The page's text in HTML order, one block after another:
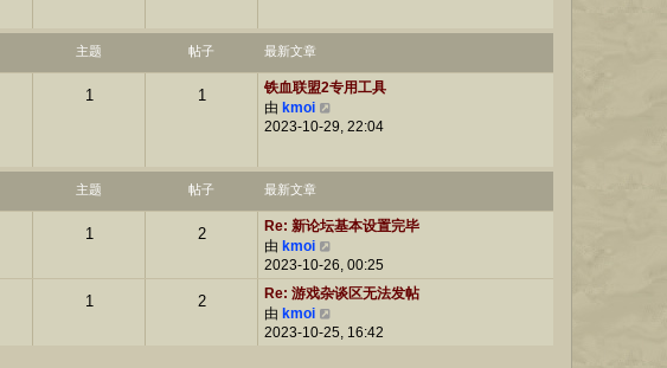
新
子
主题 帖子 最新文章
1 1
铁血联盟2专用工具
由 kmoi
看
新
子
2023-10-29, 22:04
主题 帖子 最新文章
1 2
Re: 新论坛基本设置完毕
由 kmoi
看
最
帖
2023-10-26, 00:25
1 2
Re: 游戏杂谈区无法发帖
由 kmoi
看
2023-10-25, 16:42